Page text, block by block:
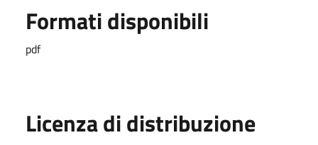
Formati disponibili
pdf
Licenza di distribuzione